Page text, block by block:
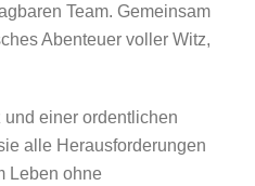
Team. Gemeinsam
Abenteuer voller Witz,
und einer ordentlichen
alle Herausforderungen
Leben ohne